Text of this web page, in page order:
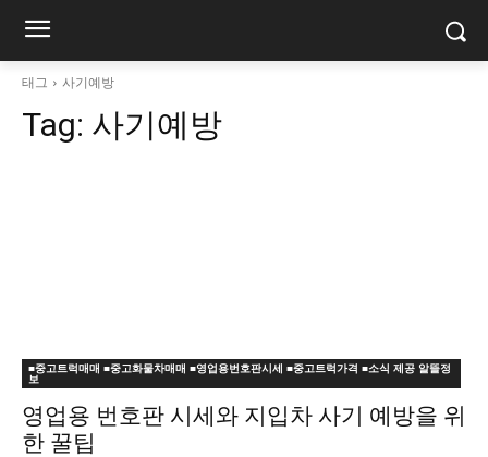
태그 사기예방
Tag: 사기예방
■중고트럭매매 ■중고화물차매매 ■영업용번호판시세 ■중고트럭가격 ■소식 제공 알뜰정
보
영업용 번호판 시세와 지입차 사기 예방을 위
한 꿀팁